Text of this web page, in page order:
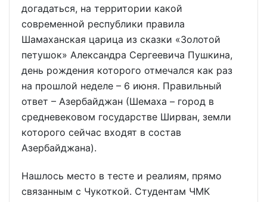
догадаться, на территории какой
современной республики правила
Шамаханская царица из сказки «Золотой
петушок» Александра Сергеевича Пушкина,
день рождения которого отмечался как раз
на прошлой неделе – 6 июня. Правильный
ответ – Азербайджан (Шемаха – город в
средневековом государстве Ширван, земли
которого сейчас входят в состав
Азербайджана).
Нашлось место в тесте и реалиям, прямо
связанным с Чукоткой. Студентам ЧМК